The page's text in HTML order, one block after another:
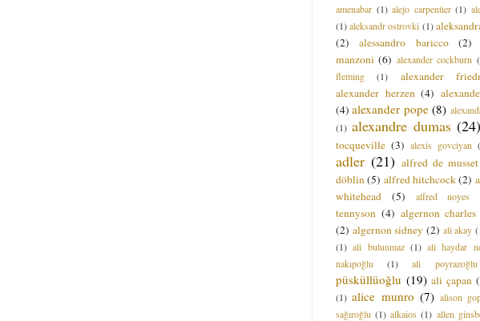
amenabar (1) alejo carpentier (1)
(1) aleksandr ostrovki (1)
(2)
alessandro baricco (2)
manzoni (6) alexander cockburn
fleming
(1) alexander
alexander herzen (4)
(4) alexander pope (8)
(1) alexandre dumas (24)
tocqueville (3) alexis govciyan
adler (21) alfred de musset
döblin (5) alfred hitchcock(2)
whitehead
(5) alfred noyes
tennyson (4) algernon
(2) algernon sidney (2) ali akay
(1) ali bulunmaz (1) ali haydar
nakıpoğlu
(1) ali poyrazoğlu
püsküllüoğlu (19) ali çapan
(1) alice munro (7) alison
sağıroğlu (1) alkaios (1) allen